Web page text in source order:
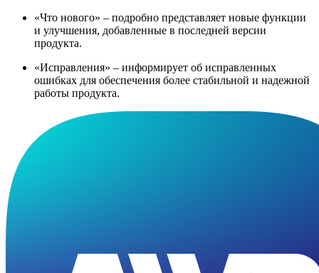
«Что нового» – подробно представляет новые функции
и улучшения, добавленные в последней версии
продукта.
«Исправления» – информирует об исправленных
ошибках для обеспечения более стабильной и надежной
работы продукта.